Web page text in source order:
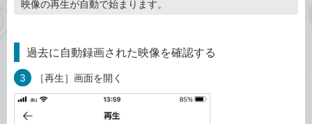
映像の再生が自動で始まります。
過去に自動録画された映像を確認する
3 ［再生］画面を開く